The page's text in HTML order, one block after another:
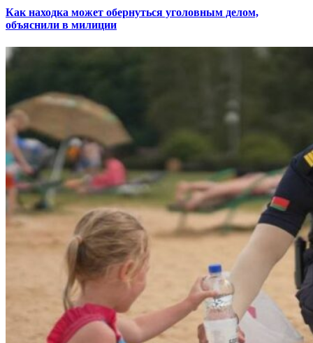
Как находка может обернуться уголовным делом,
объяснили в милиции